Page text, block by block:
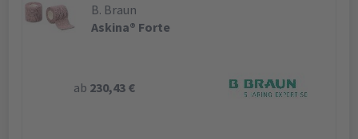
B. Braun
Askina® Forte
ab 230,43 €